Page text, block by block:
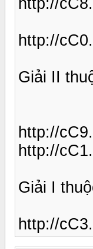
http://
Giải II
http://
http://
Giải I
http://